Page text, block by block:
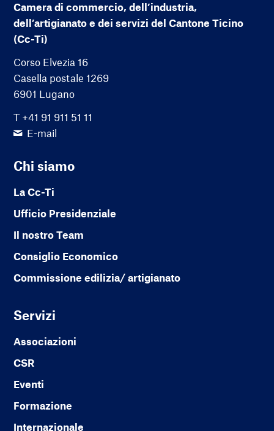
Camera di commercio, dell’industria,
dell’artigianato e dei servizi del Cantone Ticino
(Cc-Ti)
Corso Elvezia 16
Casella postale 1269
6901 Lugano
T +41 91 911 51 11
E-mail
Chi siamo
La Cc-Ti
Ufficio Presidenziale
Il nostro Team
Consiglio Economico
Commissione edilizia/ artigianato
Servizi
Associazioni
CSR
Eventi
Formazione
Internazionale